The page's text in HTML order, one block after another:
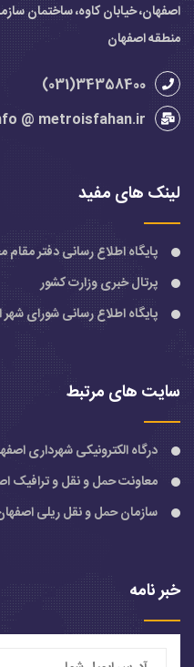
اصفهان، خیابان کاوه، ساختمان
منطقه اصفهان
34358400(031)
@ metroisfahan.ir
لینک های مفید
پایگاه اطلاع رسانی دفتر
پرتال خبری وزارت کشور
پایگاه اطلاع رسانی شورای
سایت های مرتبط
درگاه الکترونیکی شهرداری
معاونت حمل و نقل و ترافیک
سازمان حمل و نقل ریلی
خبر نامه